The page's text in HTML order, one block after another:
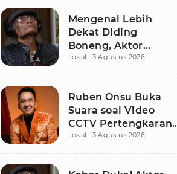
Mengenal Lebih
Dekat Diding
Boneng, Aktor
Legendaris yang
Lokal 3 Agustus 2026
Ruben Onsu Buka
Suara soal Video
CCTV Pertengkaran
dengan Sarwendah,
Lokal 3 Agustus 2026